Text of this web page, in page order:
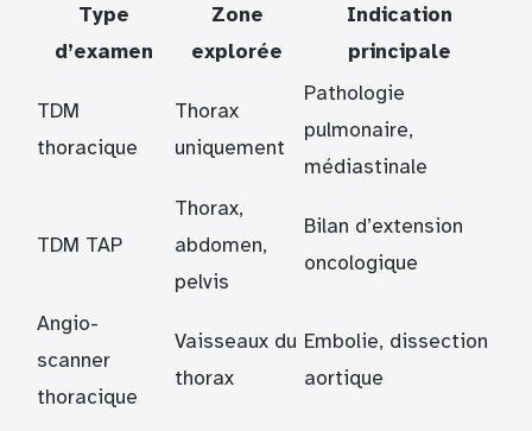
Type
d’examen
Zone
explorée
Indication
principale
TDM
thoracique
Thorax
uniquement
Pathologie
pulmonaire,
médiastinale
TDM TAP
Thorax,
abdomen,
pelvis
Bilan d’extension
oncologique
Angio-
scanner
thoracique
Vaisseaux du
thorax
Embolie, dissection
aortique